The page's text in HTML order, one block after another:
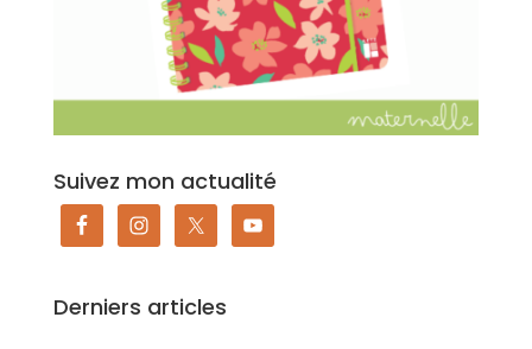
Suivez mon actualité
Derniers articles